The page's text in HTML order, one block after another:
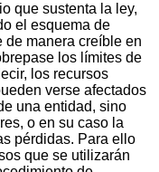
que sustenta la ley,
el esquema de
de manera creíble en
los límites de
los recursos
verse afectados
una entidad, sino
o en su caso la
pérdidas. Para ello
que se utilizarán